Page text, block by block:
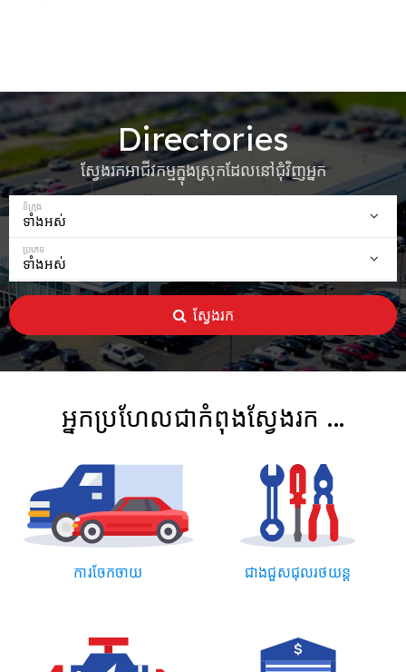
Directories
ស្វែងរកអាជីវកម្មក្នុងស្រុកដែលនៅជុំវិញអ្នក
ទីក្រុង
ប្រភេទ
ស្វែងរក
អ្នកប្រហែលជាកំពុងស្វែងរក ...
ការចែកចាយ ជាងជួសជុលរថយន្ត